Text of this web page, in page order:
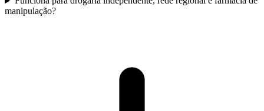
manipulação?